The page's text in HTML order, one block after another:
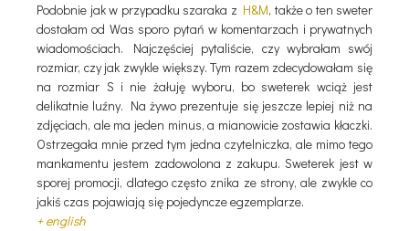
Podobnie jak w przypadku szaraka z H&M, także o ten sweter
dostałam od Was sporo pytań w komentarzach i prywatnych
wiadomościach. Najczęściej pytaliście, czy wybrałam swój
rozmiar, czy jak zwykle większy. Tym razem zdecydowałam się
na rozmiar S i nie żałuję wyboru, bo sweterek wciąż jest
delikatnie luźny. Na żywo prezentuje się jeszcze lepiej niż na
zdjęciach, ale ma jeden minus, a mianowicie zostawia kłaczki.
Ostrzegała mnie przed tym jedna czytelniczka, ale mimo tego
mankamentu jestem zadowolona z zakupu. Sweterek jest w
sporej promocji, dlatego często znika ze strony, ale zwykle co
jakiś czas pojawiają się pojedyncze egzemplarze.
+ english